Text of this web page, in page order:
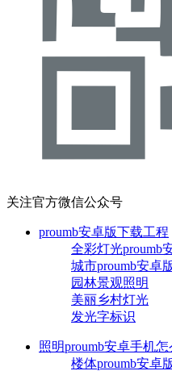
关注官方微信公众号
proumb安卓版下载工程
全彩灯光proumb
城市proumb安卓
园林景观照明
美丽乡村灯光
发光字标识
照明proumb安卓手机
楼体proumb安卓